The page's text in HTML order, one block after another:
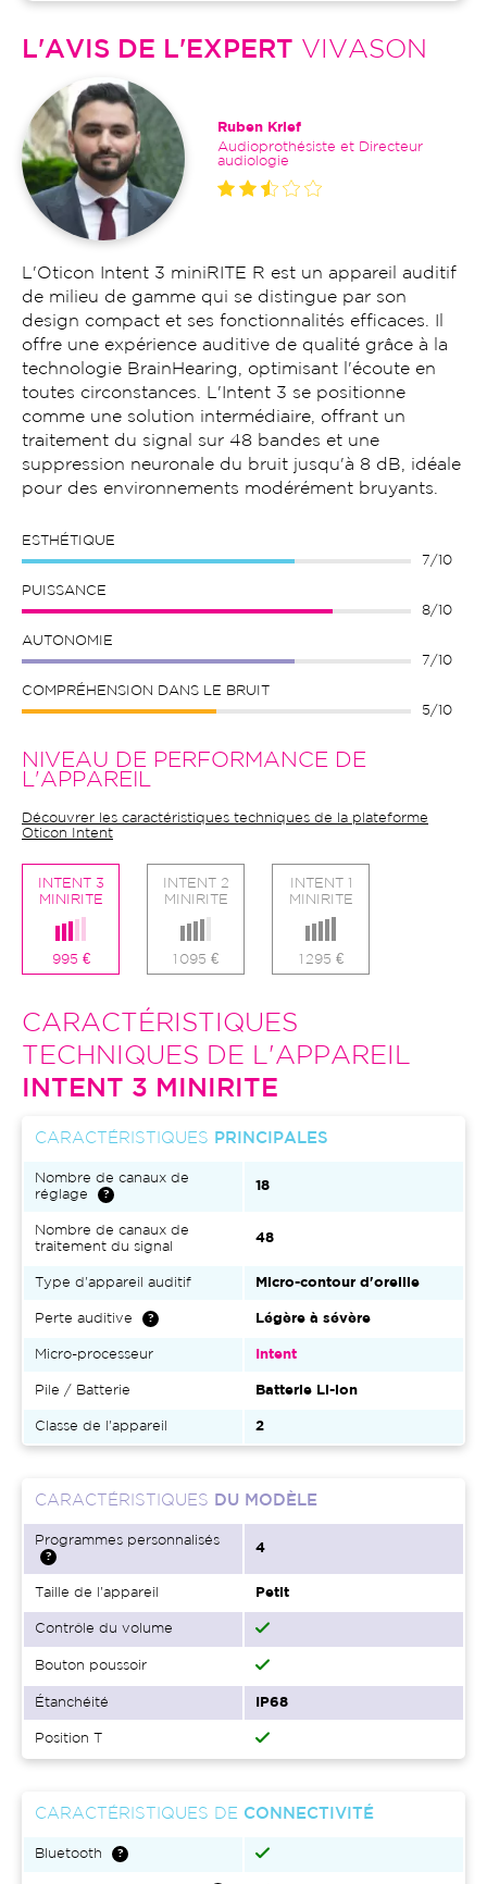
L'AVIS DE L'EXPERT VIVASON
Ruben Krief
Audioprothésiste et Directeur
audiologie
L'Oticon Intent 3 miniRITE R est un appareil auditif
de milieu de gamme qui se distingue par son
design compact et ses fonctionnalités efficaces. Il
offre une expérience auditive de qualité grâce à la
technologie BrainHearing, optimisant l'écoute en
toutes circonstances. L'Intent 3 se positionne
comme une solution intermédiaire, offrant un
traitement du signal sur 48 bandes et une
suppression neuronale du bruit jusqu'à 8 dB, idéale
pour des environnements modérément bruyants.
ESTHÉTIQUE
7/10
PUISSANCE
8/10
AUTONOMIE
7/10
COMPRÉHENSION DANS LE BRUIT
5/10
NIVEAU DE PERFORMANCE DE
L'APPAREIL
Découvrer les caractéristiques techniques de la plateforme
Oticon Intent
INTENT 3
MINIRITE
995 €
INTENT 2
MINIRITE
1 095 €
INTENT 1
MINIRITE
1 295 €
CARACTÉRISTIQUES
TECHNIQUES DE L'APPAREIL
INTENT 3 MINIRITE
CARACTÉRISTIQUES PRINCIPALES
Nombre de canaux de
réglage
18
Nombre de canaux de
traitement du signal
48
Type d'appareil auditif Micro-contour d'oreille
Perte auditive Légère à sévère
Micro-processeur Intent
Pile / Batterie Batterie Li-ion
Classe de l'appareil 2
CARACTÉRISTIQUES DU MODÈLE
Programmes personnalisés
4
Taille de l'appareil Petit
Contrôle du volume
Bouton poussoir
Étanchéité IP68
Position T
CARACTÉRISTIQUES DE CONNECTIVITÉ
Bluetooth